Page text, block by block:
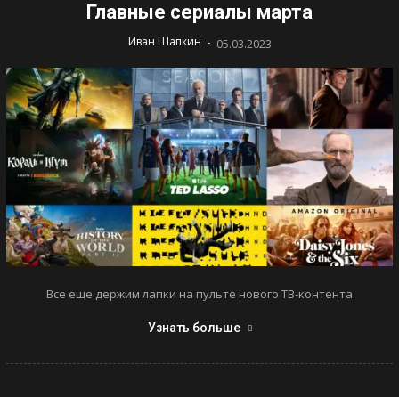
Главные сериалы марта
Иван Шапкин - 05.03.2023
Все еще держим лапки на пульте нового ТВ-контента
Узнать больше